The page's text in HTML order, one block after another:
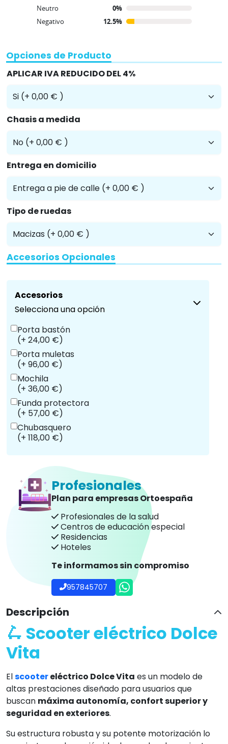
Neutro
0%
Negativo
12.5%
Opciones de Producto
APLICAR IVA REDUCIDO DEL 4%
Chasis a medida
Entrega en domicilio
Tipo de ruedas
Accesorios Opcionales
Accesorios
Selecciona una opción
Porta bastón
(+ 24,00 €)
Porta muletas
(+ 96,00 €)
Mochila
(+ 36,00 €)
Funda protectora
(+ 57,00 €)
Chubasquero
(+ 118,00 €)
Profesionales
Plan para empresas Ortoespaña
Profesionales de la salud
Centros de educación especial
Residencias
Hoteles
Te informamos sin compromiso
957845707
Descripción
🛴 Scooter eléctrico Dolce
Vita
Elscootereléctrico Dolce Vita es un modelo de
altas prestaciones diseñado para usuarios que
buscan máxima autonomía, confort superior y
seguridad en exteriores.
Su estructura robusta y su potente motorización lo